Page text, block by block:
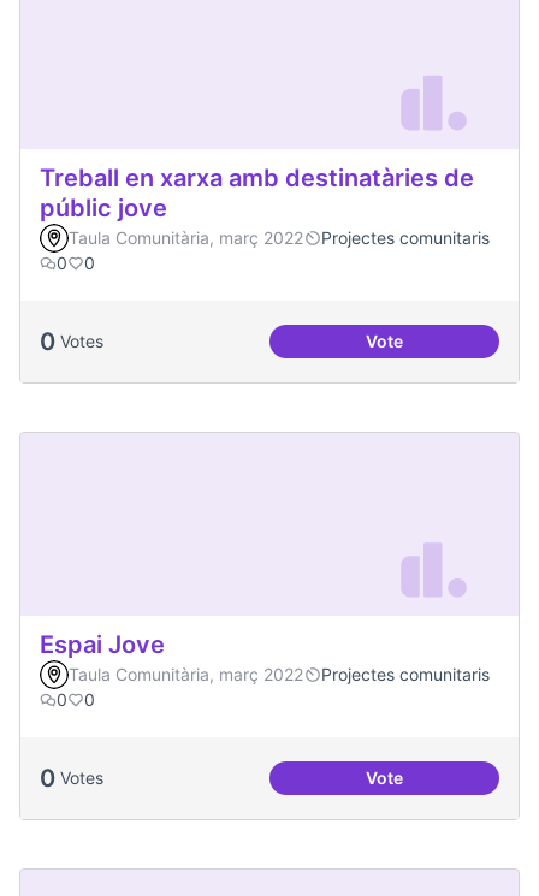
Treball en xarxa amb destinatàries de
públic jove
Taula Comunitària, març 2022
Projectes comunitaris
0
0
0 Votes VoteTreball en xarxa
Espai Jove
Taula Comunitària, març 2022
Projectes comunitaris
0
0
0 Votes VoteEspai Jove